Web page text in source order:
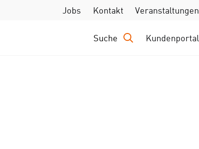
Jobs Kontakt Veranstaltungen
Suche Kundenportal